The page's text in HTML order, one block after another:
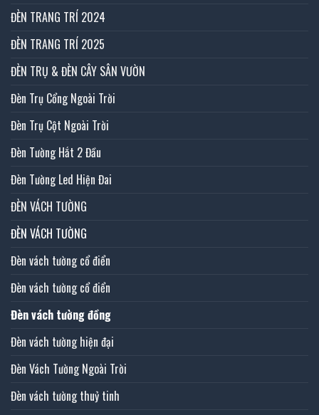
ĐÈN TRANG TRÍ 2024
ĐÈN TRANG TRÍ 2025
ĐÈN TRỤ & ĐÈN CÂY SÂN VƯỜN
Đèn Trụ Cổng Ngoài Trời
Đèn Trụ Cột Ngoài Trời
Đèn Tường Hắt 2 Đầu
Đèn Tường Led Hiện Đai
ĐÈN VÁCH TƯỜNG
ĐÈN VÁCH TƯỜNG
Đèn vách tường cổ điển
Đèn vách tường cổ điển
Đèn vách tường đồng
Đèn vách tường hiện đại
Đèn Vách Tường Ngoài Trời
Đèn vách tường thuỷ tinh